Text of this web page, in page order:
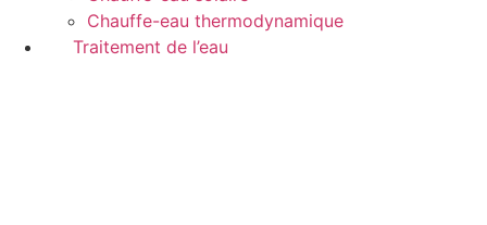
Chauffe-eau thermodynamique
Traitement de l’eau